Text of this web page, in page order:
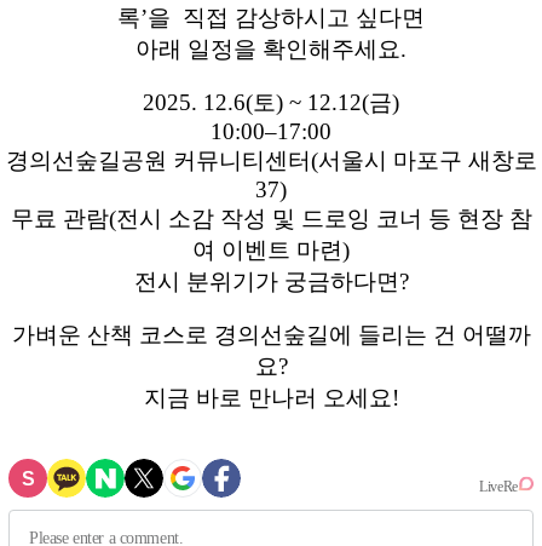
록’을 직접 감상하시고 싶다면
아래 일정을 확인해주세요.
2025. 12.6(토) ~ 12.12(금)
10:00–17:00
경의선숲길공원 커뮤니티센터(서울시 마포구 새창로
37)
무료 관람(전시 소감 작성 및 드로잉 코너 등 현장 참
여 이벤트 마련)
전시 분위기가 궁금하다면?
가벼운 산책 코스로 경의선숲길에 들리는 건 어떨까
요?
지금 바로 만나러 오세요!